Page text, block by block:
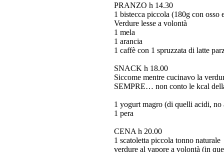
PRANZO h 14.30
1 bistecca piccola (180g con osso
Verdure lesse a volontà
1 mela
1 arancia
1 caffè con 1 spruzzata di latte
SNACK h 18.00
Siccome mentre cucinavo la
SEMPRE… non conto le kcal
1 yogurt magro (di quelli acidi, no
1 pera
CENA h 20.00
1 scatoletta piccola tonno naturale
verdure al vapore a volontà (in